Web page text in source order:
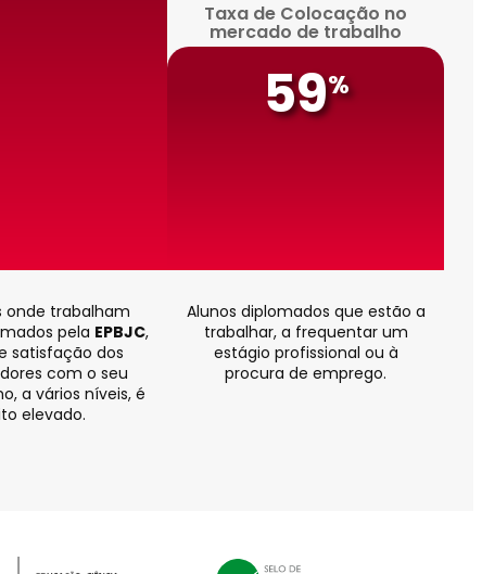
onde trabalham
pela EPBJC,
satisfação dos
com o seu
a vários níveis, é
elevado.
Taxa de Colocação no
mercado de trabalho
59%
Alunos diplomados que estão a
trabalhar, a frequentar um
estágio profissional ou à
procura de emprego.